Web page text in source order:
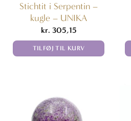
Stichtit i Serpentin –
kugle – UNIKA
kr. 305,15
TILFØJ TIL KURV